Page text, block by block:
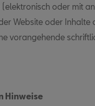
oder mit
Website oder
vorangehende
Hinweise